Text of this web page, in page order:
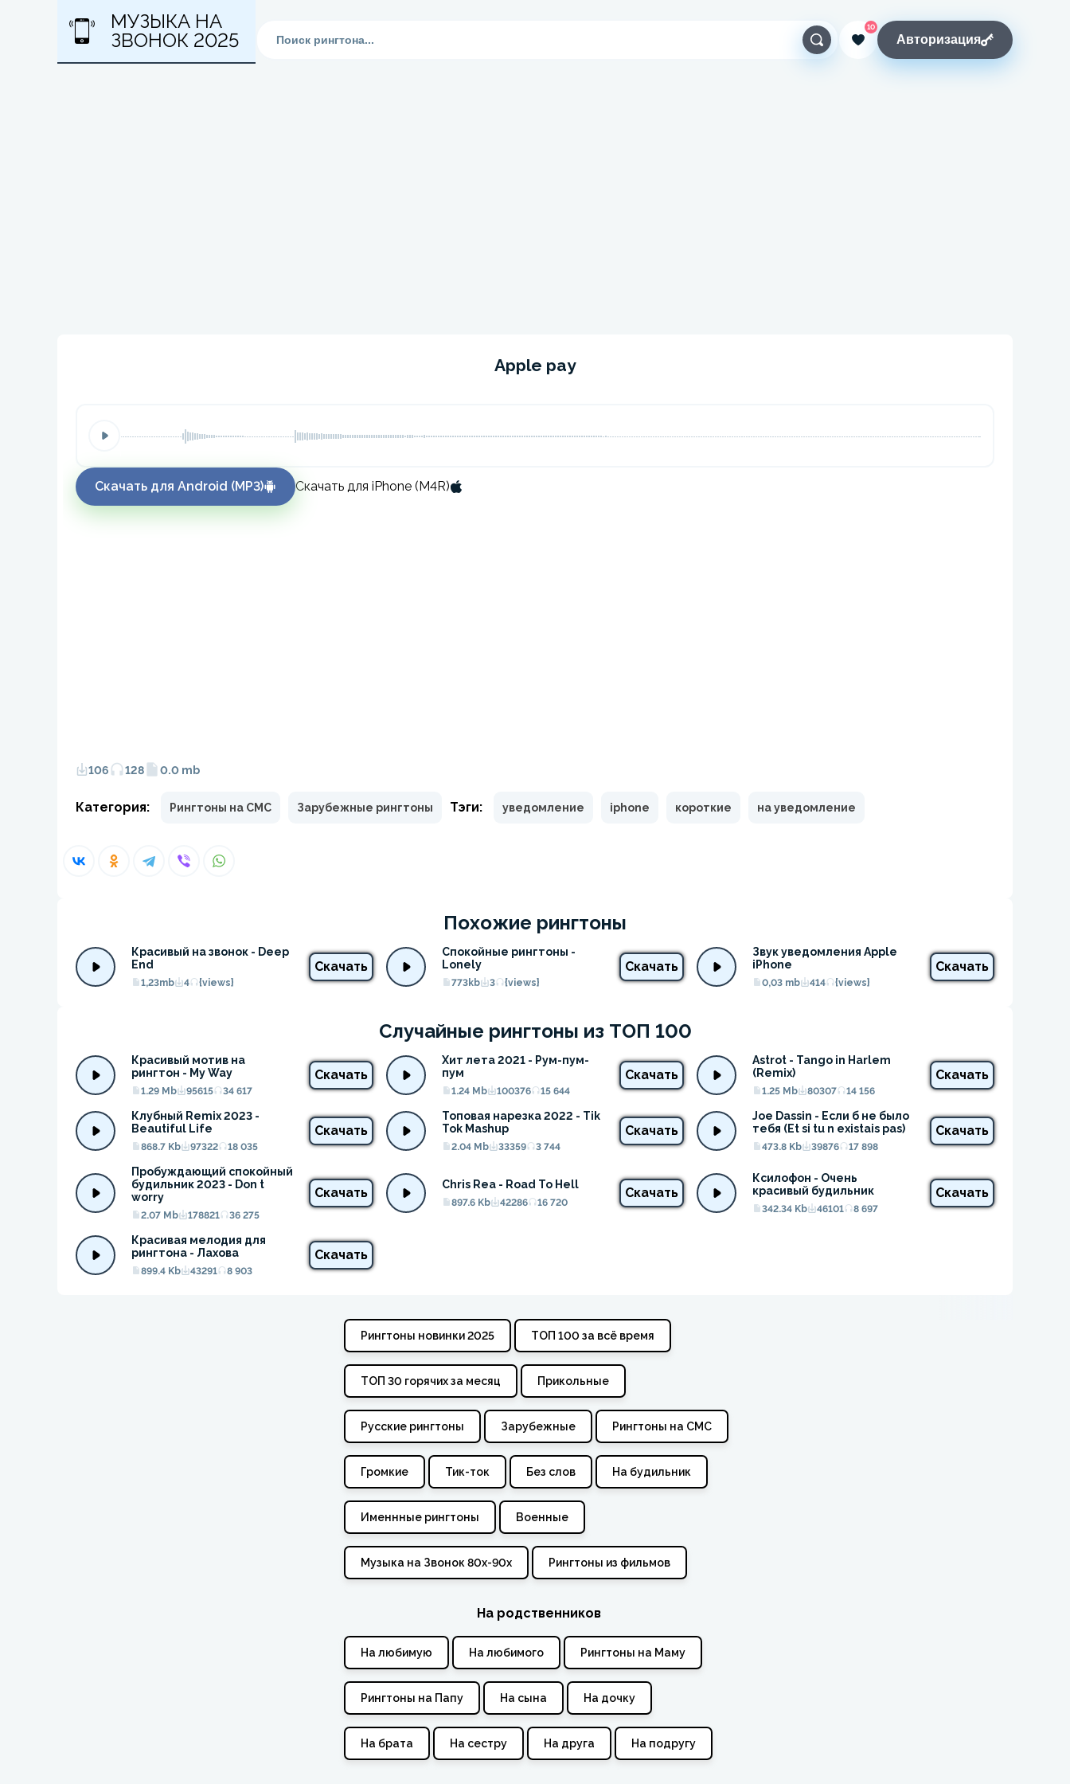
МУЗЫКА НА
ЗВОНОК 2025
10
Авторизация
Apple pay
Скачать для Android (MP3) Скачать для iPhone (M4R)
106 128 0.0 mb
Категория: Рингтоны на СМС Зарубежные рингтоны Тэги: уведомление iphone короткие на уведомление
Похожие рингтоны
Красивый на звонок - Deep
End
1,23mb 4 {views}
Скачать
Спокойные рингтоны -
Lonely
773kb 3 {views}
Скачать
Звук уведомления Apple
iPhone
0,03 mb 414 {views}
Скачать
Случайные рингтоны из ТОП 100
Красивый мотив на
рингтон - My Way
1.29 Mb 95615 34 617
Скачать
Хит лета 2021 - Рум-пум-
пум
1.24 Mb 100376 15 644
Скачать
Astrot - Tango in Harlem
(Remix)
1.25 Mb 80307 14 156
Скачать
Клубный Remix 2023 -
Beautiful Life
868.7 Kb 97322 18 035
Скачать
Топовая нарезка 2022 - Tik
Tok Mashup
2.04 Mb 33359 3 744
Скачать
Joe Dassin - Если б не было
тебя (Et si tu n existais pas)
473.8 Kb 39876 17 898
Скачать
Пробуждающий спокойный
будильник 2023 - Don t
worry
2.07 Mb 178821 36 275
Скачать
Chris Rea - Road To Hell
897.6 Kb 42286 16 720
Скачать
Ксилофон - Очень
красивый будильник
342.34 Kb 46101 8 697
Скачать
Красивая мелодия для
рингтона - Лахова
899.4 Kb 43291 8 903
Скачать
Рингтоны новинки 2025 ТОП 100 за всё время
ТОП 30 горячих за месяц Прикольные
Русские рингтоны Зарубежные Рингтоны на СМС
Громкие Тик-ток Без слов На будильник
Именнные рингтоны Военные
Музыка на Звонок 80х-90х Рингтоны из фильмов
На родственников
На любимую На любимого Рингтоны на Маму
Рингтоны на Папу На сына На дочку
На брата На сестру На друга На подругу